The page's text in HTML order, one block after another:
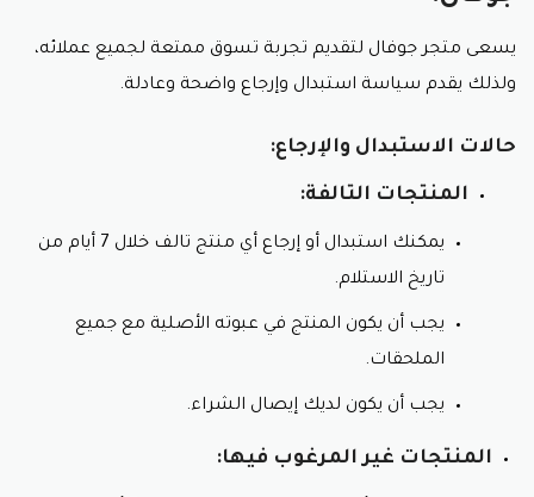
يسعى متجر جوفال لتقديم تجربة تسوق ممتعة لجميع عملائه،
ولذلك يقدم سياسة استبدال وإرجاع واضحة وعادلة.
حالات الاستبدال والإرجاع:
المنتجات التالفة:
يمكنك استبدال أو إرجاع أي منتج تالف خلال 7 أيام من
تاريخ الاستلام.
يجب أن يكون المنتج في عبوته الأصلية مع جميع
الملحقات.
يجب أن يكون لديك إيصال الشراء.
المنتجات غير المرغوب فيها: